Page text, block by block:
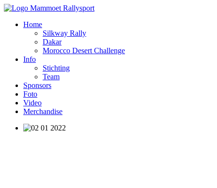
Home
Silkway Rally
Dakar
Morocco Desert Challenge
Info
Stichting
Team
Sponsors
Foto
Video
Merchandise